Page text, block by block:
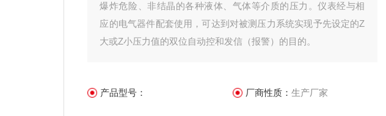
爆炸危险、非结晶的各种液体、气体等介质的压力。仪表经与相
应的电气器件配套使用，可达到对被测压力系统实现予先设定的Z
大或Z小压力值的双位自动控和发信（报警）的目的。
产品型号： 厂商性质： 生产厂家